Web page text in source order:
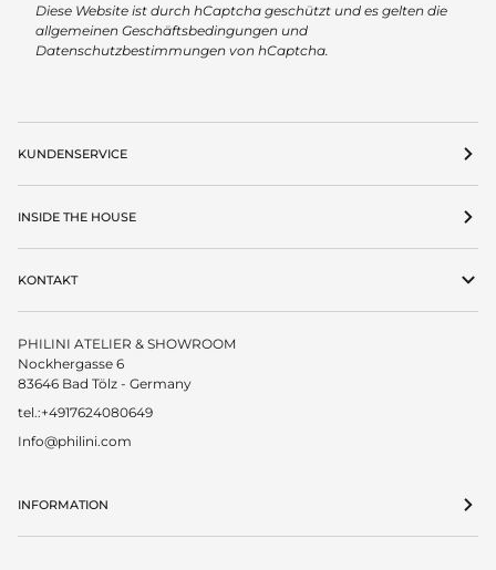
Diese Website ist durch hCaptcha geschützt und es gelten die
allgemeinen Geschäftsbedingungen und
Datenschutzbestimmungen von hCaptcha.
KUNDENSERVICE
INSIDE THE HOUSE
KONTAKT
PHILINI ATELIER & SHOWROOM
Nockhergasse 6
83646 Bad Tölz - Germany
tel.:+4917624080649
Info@philini.com
INFORMATION